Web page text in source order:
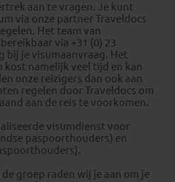
aan te vragen. Je kunt
via onze partner Traveldocs
Het team van
via +31 (0) 23
bij je visumaanvraag. Het
kost namelijk veel tijd en kan
onze reizigers dan ook aan
regelen door Traveldocs om
aan de reis te voorkomen.
visumdienst voor
paspoorthouders) en
groep raden wij je aan om je